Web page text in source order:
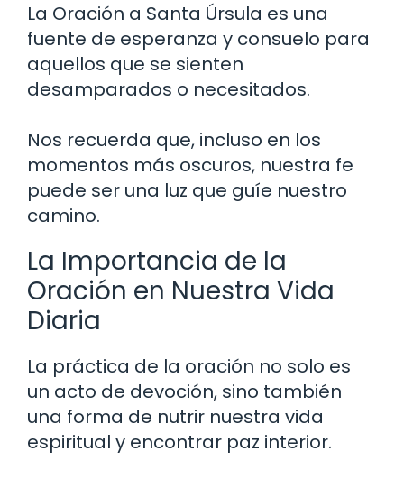
La Oración a Santa Úrsula es una
fuente de esperanza y consuelo para
aquellos que se sienten
desamparados o necesitados.
Nos recuerda que, incluso en los
momentos más oscuros, nuestra fe
puede ser una luz que guíe nuestro
camino.
La Importancia de la
Oración en Nuestra Vida
Diaria
La práctica de la oración no solo es
un acto de devoción, sino también
una forma de nutrir nuestra vida
espiritual y encontrar paz interior.